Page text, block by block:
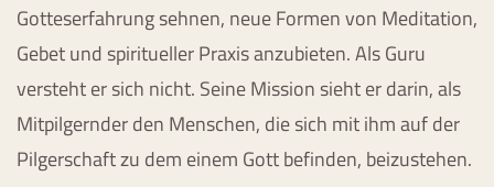
Gotteserfahrung sehnen, neue Formen von Meditation,
Gebet und spiritueller Praxis anzubieten. Als Guru
versteht er sich nicht. Seine Mission sieht er darin, als
Mitpilgernder den Menschen, die sich mit ihm auf der
Pilgerschaft zu dem einem Gott befinden, beizustehen.